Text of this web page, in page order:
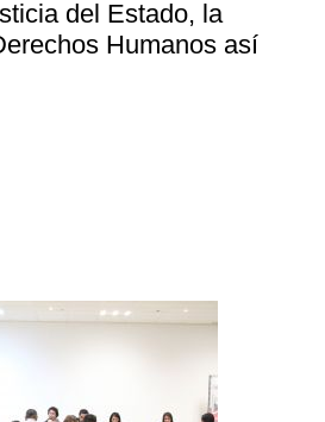
del Estado, la
Humanos así